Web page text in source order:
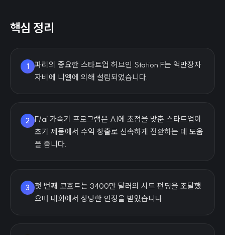
핵심 정리
1
파리의 중요한 스타트업 허브인 Station F는 억만장자
자비에 니엘에 의해 설립되었습니다.
2
F/ai 가속기 프로그램은 AI에 초점을 맞춘 스타트업이
초기 제품에서 수익 창출로 신속하게 전환하는 데 도움
을 줍니다.
3
첫 번째 코호트는 3400만 달러의 시드 펀딩을 조달했
으며 대회에서 상당한 인정을 받았습니다.